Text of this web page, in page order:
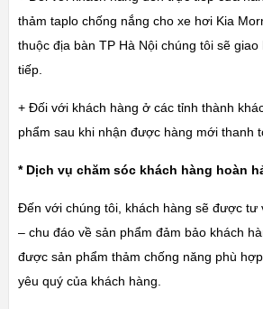
thảm taplo chống nắng cho xe hơi Kia
thuộc địa bàn TP Hà Nội chúng tôi sẽ
tiếp.
+ Đối với khách hàng ở các tỉnh thành
phẩm sau khi nhận được hàng mới thanh
* Dịch vụ chăm sóc khách hàng hoàn
Đến với chúng tôi, khách hàng sẽ được tư
– chu đáo về sản phẩm đảm bảo khách
được sản phẩm thảm chống năng phù
yêu quý của khách hàng.